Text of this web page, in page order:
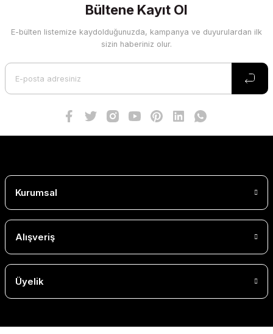
Bültene Kayıt Ol
E-bülten listemize kaydolduğunuzda, kampanya ve duyurulardan ilk
sizin haberiniz olur.
Kurumsal
Alışveriş
Üyelik